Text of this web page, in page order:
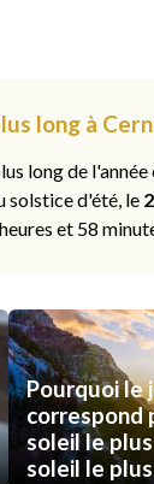
long à
long de
solstice d'été, le
et 58
Pourquoi le
correspond
soleil le
soleil le